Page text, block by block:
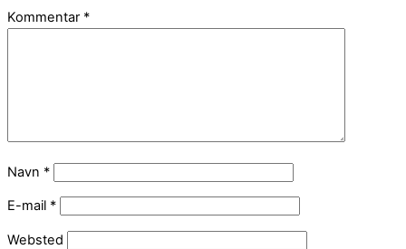
Kommentar *
Navn *
E-mail *
Websted